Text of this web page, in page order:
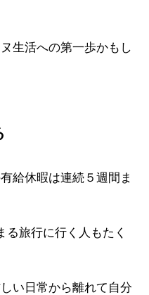
生活への第一歩かもし
給休暇は連続５週間ま
る旅行に行く人もたく
い日常から離れて自分